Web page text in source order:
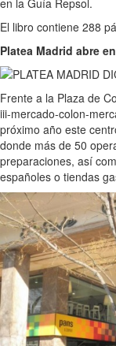
en la Guía Repsol.
El libro contiene 288
Platea Madrid abre
Frente a la Plaza de
iii-mercado-colon-
próximo año este
donde más de 50
preparaciones, así
españoles o tiendas